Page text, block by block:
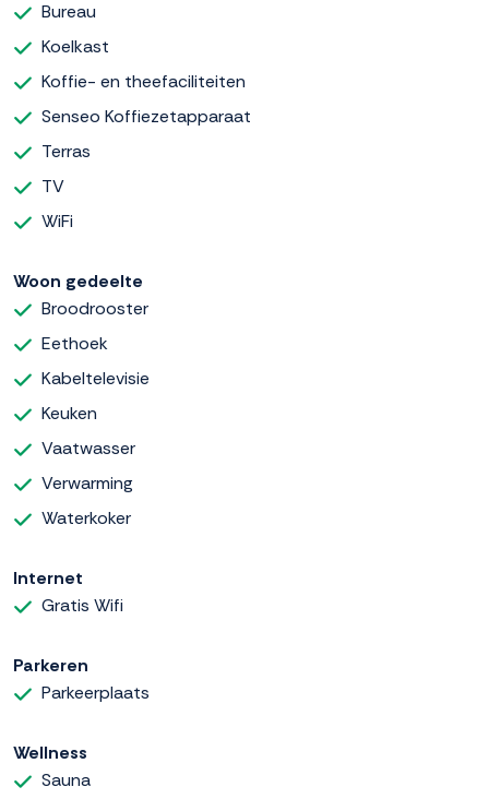
Bureau
Koelkast
Koffie- en theefaciliteiten
Senseo Koffiezetapparaat
Terras
TV
WiFi
Woon gedeelte
Broodrooster
Eethoek
Kabeltelevisie
Keuken
Vaatwasser
Verwarming
Waterkoker
Internet
Gratis Wifi
Parkeren
Parkeerplaats
Wellness
Sauna